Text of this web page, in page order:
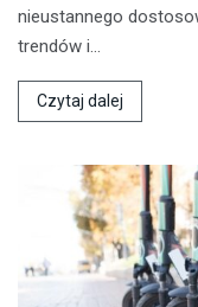
nieustannego
trendów i…
Czytaj dalej